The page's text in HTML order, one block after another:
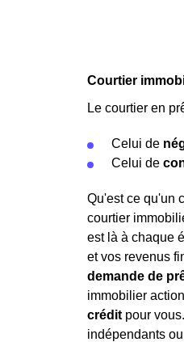
Courtier
Le courtier en
Celui de
Celui de
Qu'est ce qu'un
courtier
est là à chaque
et vos revenus
demande de
immobilier
crédit pour
indépendants